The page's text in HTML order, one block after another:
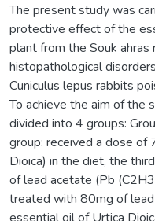
The present study was
protective effect of the
plant from the Souk ahras
histopathological
Cuniculus lepus rabbits
To achieve the aim of the
divided into 4 groups:
group: received a dose
Dioica) in the diet, the
of lead acetate (Pb
treated with 80mg of